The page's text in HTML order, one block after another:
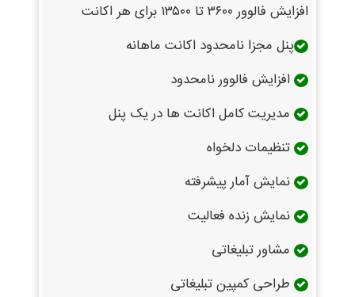
افزایش فالوور ۳۶۰۰ تا ۱۳۵۰۰ برای هر اکانت
پنل مجزا نامحدود اکانت ماهانه
افزایش فالوور نامحدود
مدیریت کامل اکانت ها در یک پنل
تنظیمات دلخواه
نمایش آمار پیشرفته
نمایش زنده فعالیت
مشاور تبلیغاتی
طراحی کمپین تبلیغاتی